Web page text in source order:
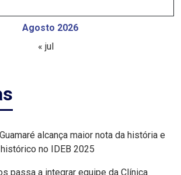
Agosto 2026
« jul
alcança maior nota da história e
no IDEB 2025
passa a integrar equipe da Clínica